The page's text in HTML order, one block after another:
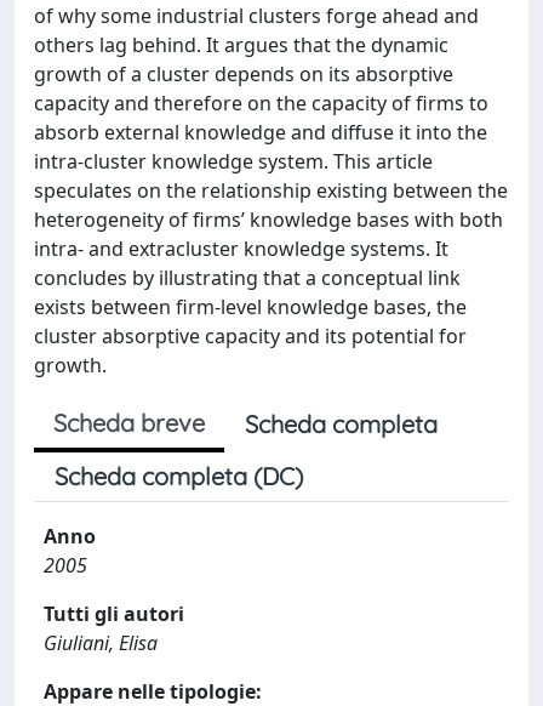
of why some industrial clusters forge ahead and
others lag behind. It argues that the dynamic
growth of a cluster depends on its absorptive
capacity and therefore on the capacity of firms to
absorb external knowledge and diffuse it into the
intra-cluster knowledge system. This article
speculates on the relationship existing between the
heterogeneity of firms’ knowledge bases with both
intra- and extracluster knowledge systems. It
concludes by illustrating that a conceptual link
exists between firm-level knowledge bases, the
cluster absorptive capacity and its potential for
growth.
Scheda breve
Scheda completa
Scheda completa (DC)
Anno
2005
Tutti gli autori
Giuliani, Elisa
Appare nelle tipologie: